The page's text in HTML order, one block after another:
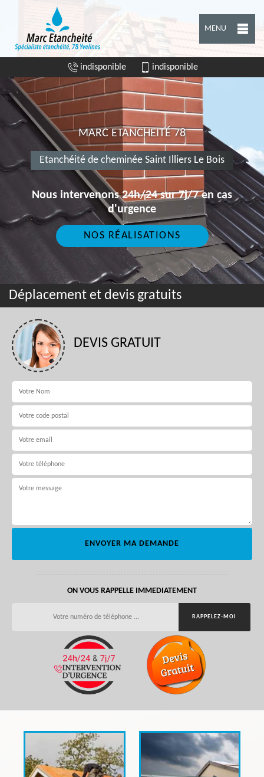
MENU
indisponible indisponible
MARC ETANCHEITÉ 78
Etanchéité de cheminée Saint Illiers Le Bois
Nous intervenons 24h/24 sur 7j/7 en cas
d'urgence
NOS RÉALISATIONS
Déplacement et devis gratuits
DEVIS GRATUIT
ON VOUS RAPPELLE IMMEDIATEMENT